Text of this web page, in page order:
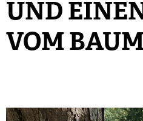
UND
VOM BAUM